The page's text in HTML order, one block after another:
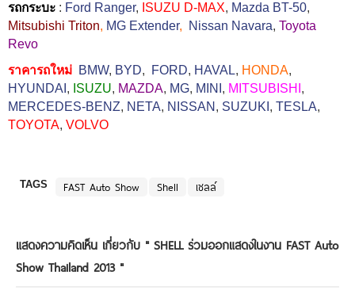
รถกระบะ : Ford Ranger, ISUZU D-MAX, Mazda BT-50,
Mitsubishi Triton, MG Extender, Nissan Navara, Toyota
Revo
ราคารถใหม่ BMW, BYD, FORD, HAVAL, HONDA,
HYUNDAI , ISUZU, MAZDA, MG, MINI , MITSUBISHI ,
MERCEDES-BENZ, NETA, NISSAN , SUZUKI , TESLA,
TOYOTA, VOLVO
TAGS FAST Auto Show Shell เชลล์
แสดงความคิดเห็น เกี่ยวกับ " SHELL ร่วมออกแสดงในงาน FAST Auto
Show Thailand 2013"